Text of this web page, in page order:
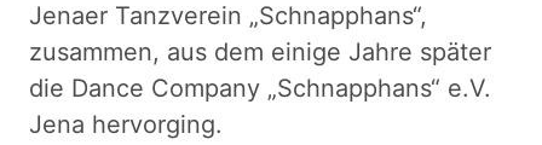
Jenaer Tanzverein „Schnapphans“,
zusammen, aus dem einige Jahre später
die Dance Company „Schnapphans“ e.V.
Jena hervorging.